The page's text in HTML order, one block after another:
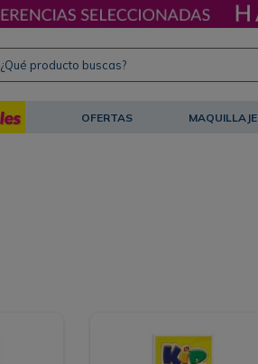
producto buscas?
OFERTAS MAQUILLAJE